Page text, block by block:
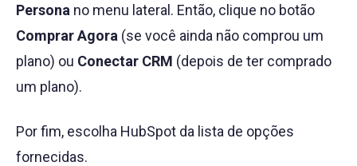
Persona no menu lateral. Então, clique no botão
Comprar Agora (se você ainda não comprou um
plano) ou Conectar CRM (depois de ter comprado
um plano).
Por fim, escolha HubSpot da lista de opções
fornecidas.